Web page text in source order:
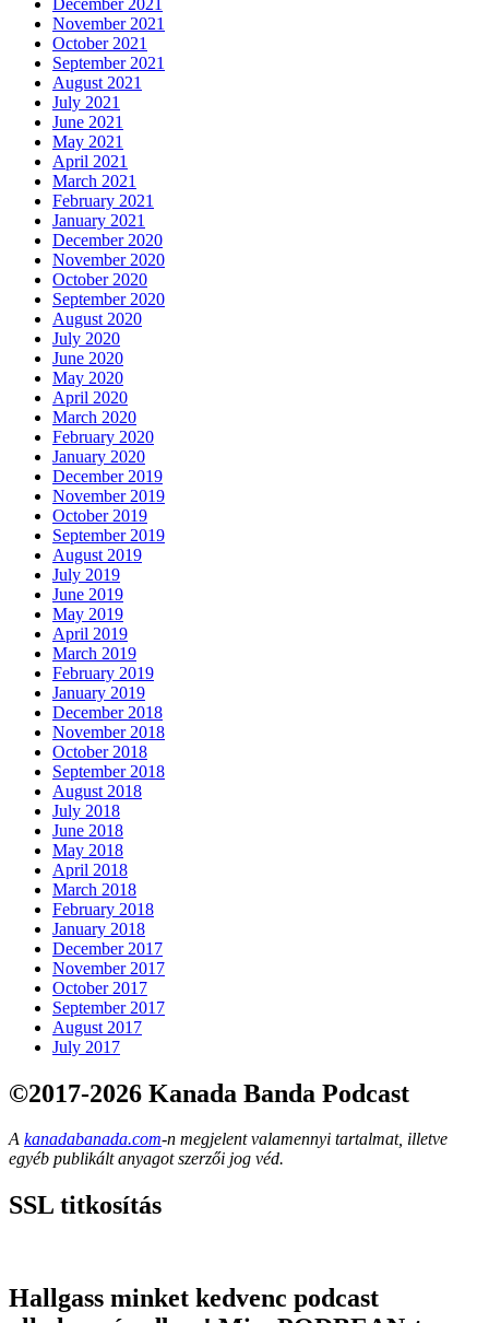
November 2021
October 2021
September 2021
August 2021
July 2021
June 2021
May 2021
April 2021
March 2021
February 2021
January 2021
December 2020
November 2020
October 2020
September 2020
August 2020
July 2020
June 2020
May 2020
April 2020
March 2020
February 2020
January 2020
December 2019
November 2019
October 2019
September 2019
August 2019
July 2019
June 2019
May 2019
April 2019
March 2019
February 2019
January 2019
December 2018
November 2018
October 2018
September 2018
August 2018
July 2018
June 2018
May 2018
April 2018
March 2018
February 2018
January 2018
December 2017
November 2017
October 2017
September 2017
August 2017
July 2017
©2017-2026 Kanada Banda Podcast
A kanadabanada.com-n megjelent valamennyi tartalmat, illetve
egyéb publikált anyagot szerzői jog véd.
SSL titkosítás
Hallgass minket kedvenc podcast